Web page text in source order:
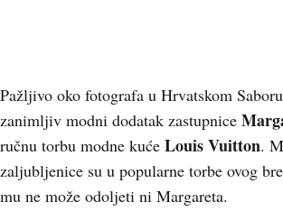
Pažljivo oko fotografa u Hrvatskom
zanimljiv modni dodatak zastupnice
ručnu torbu modne kuće Louis Vuitton.
zaljubljenice su u popularne torbe ovog
mu ne može odoljeti ni Margareta.